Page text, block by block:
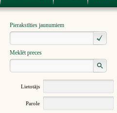
Pierakstīties jaunumiem
Meklēt preces
Lietotājs
Parole